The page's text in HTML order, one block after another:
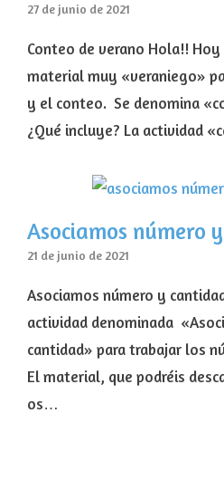
27 de junio de 2021
Conteo de verano Hola!!
material muy «veraniego»
y el conteo. Se denomina
¿Qué incluye? La actividad
Asociamos número
21 de junio de 2021
Asociamos número y
actividad denominada
cantidad» para trabajar los
El material, que podréis
os…